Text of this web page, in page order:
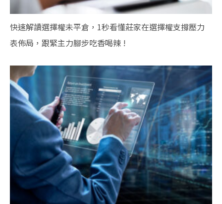
快速解讀選擇權未平倉，1秒看懂莊家在選擇權支撐壓力
表佈局，跟緊主力腳步吃香喝辣 !